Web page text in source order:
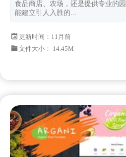
食品商店、农场，还是提供专业的
能建立引人入胜的...
更新时间： 11月前
文件大小： 14.45M